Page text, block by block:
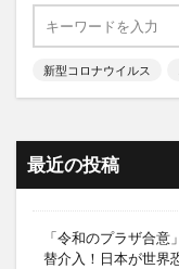
新型コロナウイルス
最近の投稿
「令和のプラザ合
替介入！日本が世界